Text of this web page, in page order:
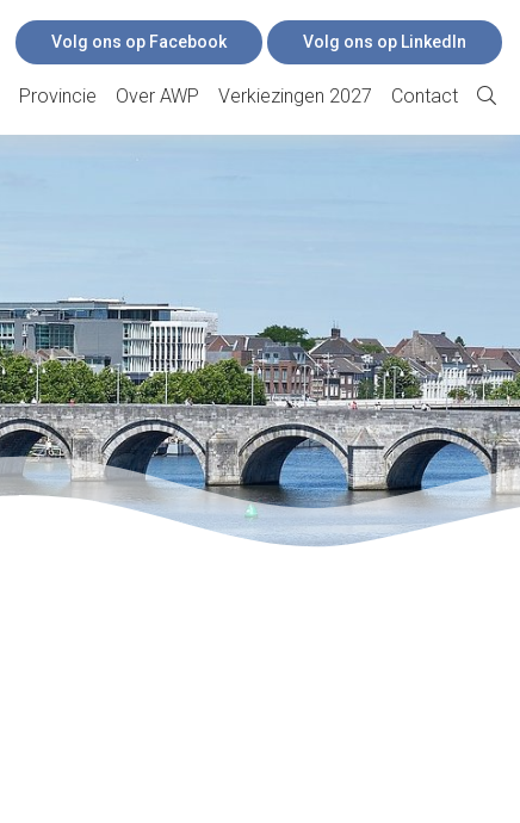
Volg ons op Facebook Volg ons op LinkedIn
Provincie Over AWP Verkiezingen 2027 Contact